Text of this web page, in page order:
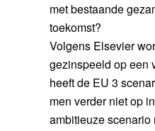
met bestaande
toekomst?
Volgens Elsevier
gezinspeeld op een
heeft de EU 3
men verder niet op
ambitieuze